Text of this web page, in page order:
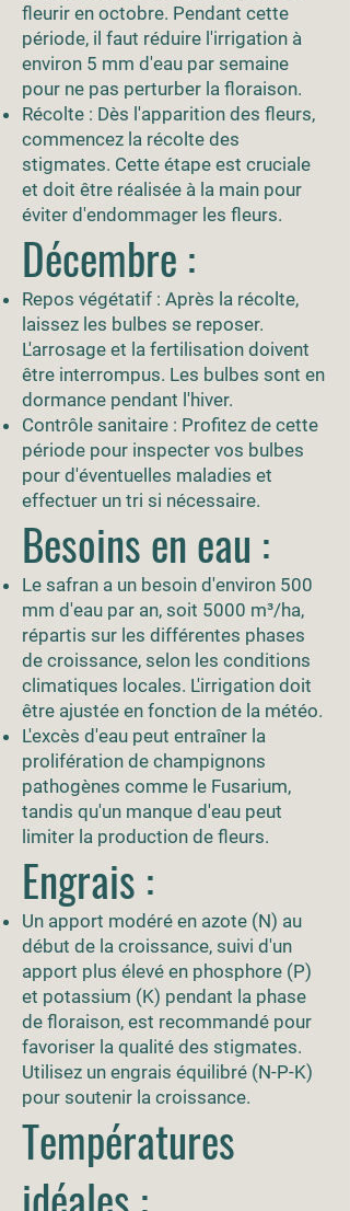
fleurir en octobre. Pendant cette
période, il faut réduire l'irrigation à
environ 5 mm d'eau par semaine
pour ne pas perturber la floraison.
Récolte : Dès l'apparition des fleurs,
commencez la récolte des
stigmates. Cette étape est cruciale
et doit être réalisée à la main pour
éviter d'endommager les fleurs.
Décembre :
Repos végétatif : Après la récolte,
laissez les bulbes se reposer.
L'arrosage et la fertilisation doivent
être interrompus. Les bulbes sont en
dormance pendant l'hiver.
Contrôle sanitaire : Profitez de cette
période pour inspecter vos bulbes
pour d'éventuelles maladies et
effectuer un tri si nécessaire.
Besoins en eau :
Le safran a un besoin d'environ 500
mm d'eau par an, soit 5000 m³/ha,
répartis sur les différentes phases
de croissance, selon les conditions
climatiques locales. L'irrigation doit
être ajustée en fonction de la météo.
L'excès d'eau peut entraîner la
prolifération de champignons
pathogènes comme le Fusarium,
tandis qu'un manque d'eau peut
limiter la production de fleurs.
Engrais :
Un apport modéré en azote (N) au
début de la croissance, suivi d'un
apport plus élevé en phosphore (P)
et potassium (K) pendant la phase
de floraison, est recommandé pour
favoriser la qualité des stigmates.
Utilisez un engrais équilibré (N-P-K)
pour soutenir la croissance.
Températures